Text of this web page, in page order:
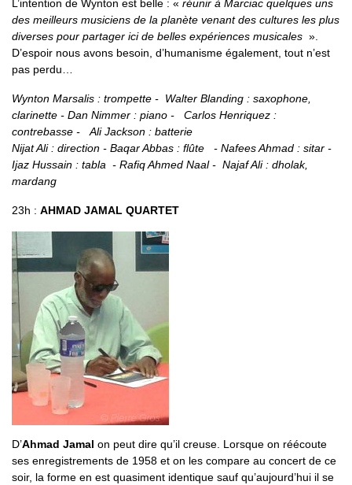
L’intention de Wynton est belle : « réunir à Marciac quelques uns
des meilleurs musiciens de la planète venant des cultures les plus
diverses pour partager ici de belles expériences musicales ».
D’espoir nous avons besoin, d’humanisme également, tout n’est
pas perdu…
Wynton Marsalis : trompette - Walter Blanding : saxophone,
clarinette - Dan Nimmer : piano - Carlos Henriquez :
contrebasse - Ali Jackson : batterie
Nijat Ali : direction - Baqar Abbas : flûte - Nafees Ahmad : sitar -
Ijaz Hussain : tabla - Rafiq Ahmed Naal - Najaf Ali : dholak,
mardang
23h : AHMAD JAMAL QUARTET
D’Ahmad Jamal on peut dire qu’il creuse. Lorsque on réécoute
ses enregistrements de 1958 et on les compare au concert de ce
soir, la forme en est quasiment identique sauf qu’aujourd’hui il se